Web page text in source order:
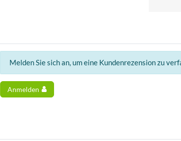
Melden Sie sich an, um eine Kundenrezension zu
Anmelden